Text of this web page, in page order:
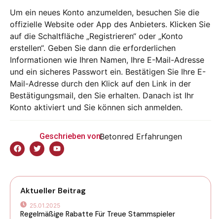
Aktueller Beitrag
25.01.2025
Regelmäßige Rabatte Für Treue Stammspieler
Um ein neues Konto anzumelden, besuchen Sie die
offizielle Website oder App des Anbieters. Klicken Sie
auf die Schaltfläche „Registrieren“ oder „Konto
erstellen“. Geben Sie dann die erforderlichen
Informationen wie Ihren Namen, Ihre E-Mail-Adresse
und ein sicheres Passwort ein. Bestätigen Sie Ihre E-
Mail-Adresse durch den Klick auf den Link in der
Bestätigungsmail, den Sie erhalten. Danach ist Ihr
Konto aktiviert und Sie können sich anmelden.
Geschrieben von:Betonred Erfahrungen